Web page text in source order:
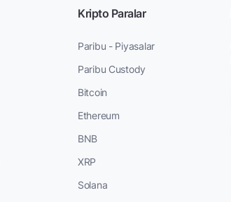
Kripto Paralar
Paribu - Piyasalar
Paribu Custody
Bitcoin
Ethereum
BNB
XRP
Solana